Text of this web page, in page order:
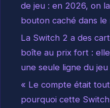
de jeu : en 2026, on
bouton caché dans
La Switch 2 a des
boîte au prix fort :
une seule ligne du jeu
« Le compte était
pourquoi cette Switch